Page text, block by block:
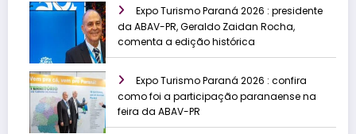
Expo Turismo Paraná 2026 : presidente
da ABAV-PR, Geraldo Zaidan Rocha,
comenta a edição histórica
Expo Turismo Paraná 2026 : confira
como foi a participação paranaense na
feira da ABAV-PR